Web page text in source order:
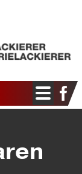
Toggle